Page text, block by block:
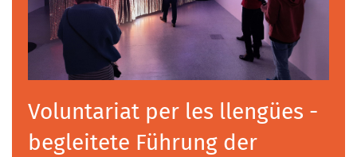
Voluntariat per les llengües -
begleitete Führung der